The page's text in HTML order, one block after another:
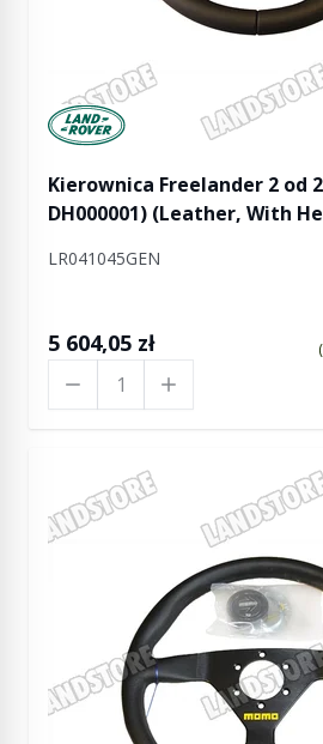
Manufactured by Land rover
Kierownica Freelander 2 od
DH000001) (Leather, With
LR041045GEN
5 604,05 zł